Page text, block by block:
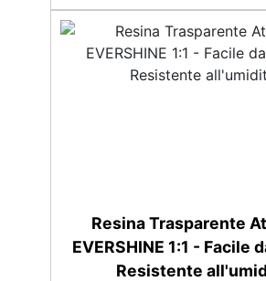
mantenendo i design
Indurisce in 12-24h
superficie lucida e
Resina Trasparente
EVERSHINE 1:1 - Facile
Resistente